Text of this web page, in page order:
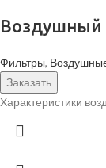
Воздушный
Фильтры,
Заказать
Характеристики